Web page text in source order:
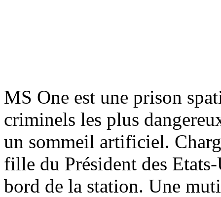
MS One est une prison
criminels les plus
un sommeil artificiel.
fille du Président des
bord de la station. Une